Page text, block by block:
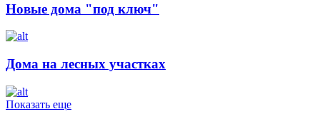
Новые дома "под ключ"
Дома на лесных участках
Показать еще